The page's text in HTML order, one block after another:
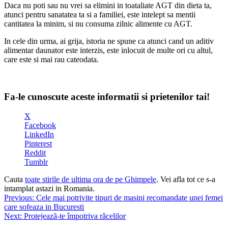
Daca nu poti sau nu vrei sa elimini in toataliate AGT din dieta ta,
atunci pentru sanatatea ta si a familiei, este intelept sa mentii
cantitatea la minim, si nu consuma zilnic alimente cu AGT.
In cele din urma, ai grija, istoria ne spune ca atunci cand un aditiv
alimentar daunator este interzis, este inlocuit de multe ori cu altul,
care este si mai rau cateodata.
Fa-le cunoscute aceste informatii si prietenilor tai!
X
Facebook
LinkedIn
Pinterest
Reddit
Tumblr
Cauta toate stirile de ultima ora de pe Ghimpele. Vei afla tot ce s-a
intamplat astazi in Romania.
Navigare
în
Previous: Cele mai potrivite tipuri de masini recomandate unei femei
care sofeaza in Bucuresti
Next: Protejeazã-te împotriva rãcelilor